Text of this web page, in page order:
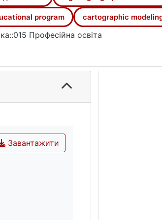
program cartographic
Професійна освіта
Завантажити